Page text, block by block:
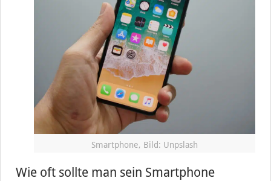
Smartphone, Bild: Unpslash
Wie oft sollte man sein Smartphone